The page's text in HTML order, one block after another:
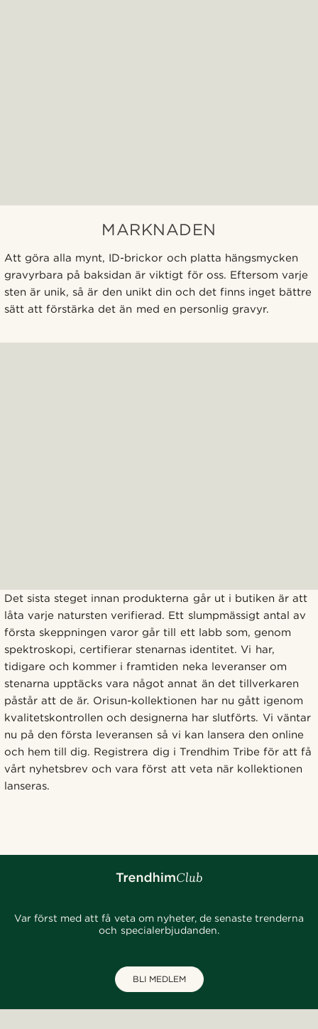
MARKNADEN
Att göra alla mynt, ID-brickor och platta hängsmycken
gravyrbara på baksidan är viktigt för oss. Eftersom varje
sten är unik, så är den unikt din och det finns inget bättre
sätt att förstärka det än med en personlig gravyr.
Det sista steget innan produkterna går ut i butiken är att
låta varje natursten verifierad. Ett slumpmässigt antal av
första skeppningen varor går till ett labb som, genom
spektroskopi, certifierar stenarnas identitet. Vi har,
tidigare och kommer i framtiden neka leveranser om
stenarna upptäcks vara något annat än det tillverkaren
påstår att de är. Orisun-kollektionen har nu gått igenom
kvalitetskontrollen och designerna har slutförts. Vi väntar
nu på den första leveransen så vi kan lansera den online
och hem till dig. Registrera dig i Trendhim Tribe för att få
vårt nyhetsbrev och vara först att veta när kollektionen
lanseras.
Var först med att få veta om nyheter, de senaste trenderna
och specialerbjudanden.
BLI MEDLEM